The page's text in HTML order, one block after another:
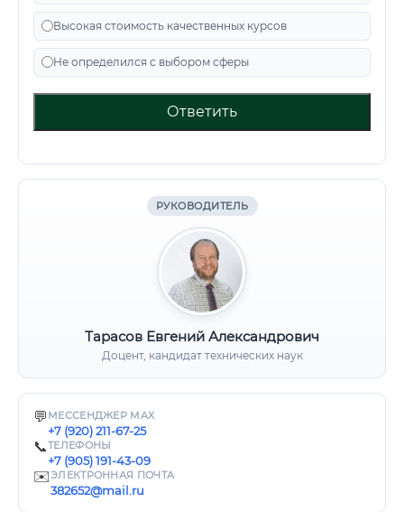
Высокая стоимость качественных курсов
Не определился с выбором сферы
Ответить
РУКОВОДИТЕЛЬ
Тарасов Евгений Александрович
Доцент, кандидат технических наук
💬 МЕССЕНДЖЕР MAX
+7 (920) 211-67-25
📞ТЕЛЕФОНЫ
+7 (905) 191-43-09
✉️ЭЛЕКТРОННАЯ ПОЧТА
382652@mail.ru